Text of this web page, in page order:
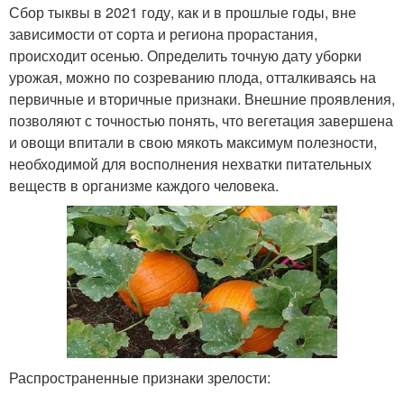
Сбор тыквы в 2021 году, как и в прошлые годы, вне
зависимости от сорта и региона прорастания,
происходит осенью. Определить точную дату уборки
урожая, можно по созреванию плода, отталкиваясь на
первичные и вторичные признаки. Внешние проявления,
позволяют с точностью понять, что вегетация завершена
и овощи впитали в свою мякоть максимум полезности,
необходимой для восполнения нехватки питательных
веществ в организме каждого человека.
Распространенные признаки зрелости: